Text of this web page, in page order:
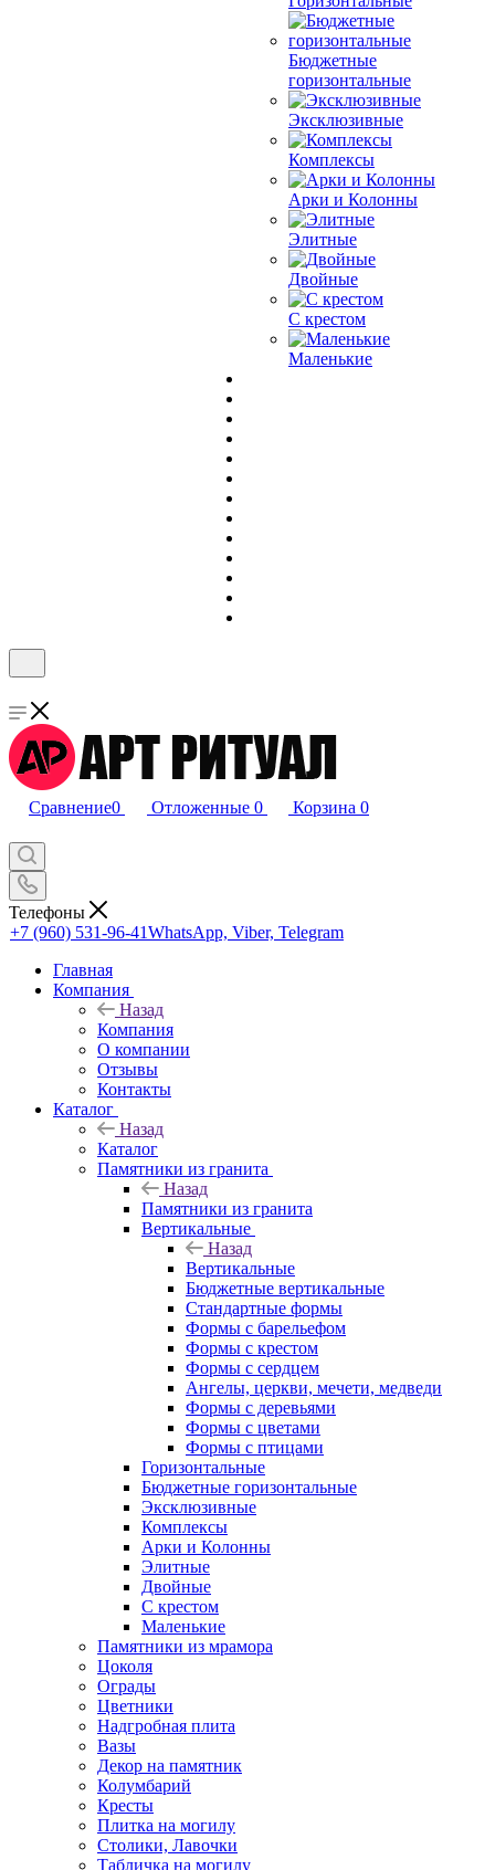
Бюджетные
горизонтальные
Эксклюзивные
Комплексы
Арки и Колонны
Элитные
Двойные
С крестом
Маленькие
Сравнение0 Отложенные 0 Корзина 0
Телефоны
+7 (960) 531-96-41WhatsApp, Viber, Telegram
Главная
Компания
Назад
Компания
О компании
Отзывы
Контакты
Каталог
Назад
Каталог
Памятники из гранита
Назад
Памятники из гранита
Вертикальные
Назад
Вертикальные
Бюджетные вертикальные
Стандартные формы
Формы с барельефом
Формы с крестом
Формы с сердцем
Ангелы, церкви, мечети, медведи
Формы с деревьями
Формы с цветами
Формы с птицами
Горизонтальные
Бюджетные горизонтальные
Эксклюзивные
Комплексы
Арки и Колонны
Элитные
Двойные
С крестом
Маленькие
Памятники из мрамора
Цоколя
Ограды
Цветники
Надгробная плита
Вазы
Декор на памятник
Колумбарий
Кресты
Плитка на могилу
Столики, Лавочки
Табличка на могилу